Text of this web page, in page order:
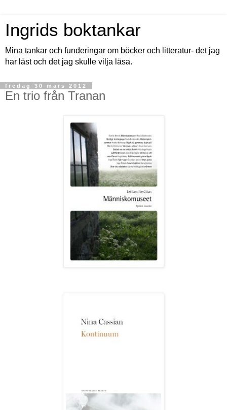
Ingrids boktankar
Mina tankar och funderingar om böcker och litteratur- det jag
har läst och det jag skulle vilja läsa.
fredag 30 mars 2012
En trio från Tranan